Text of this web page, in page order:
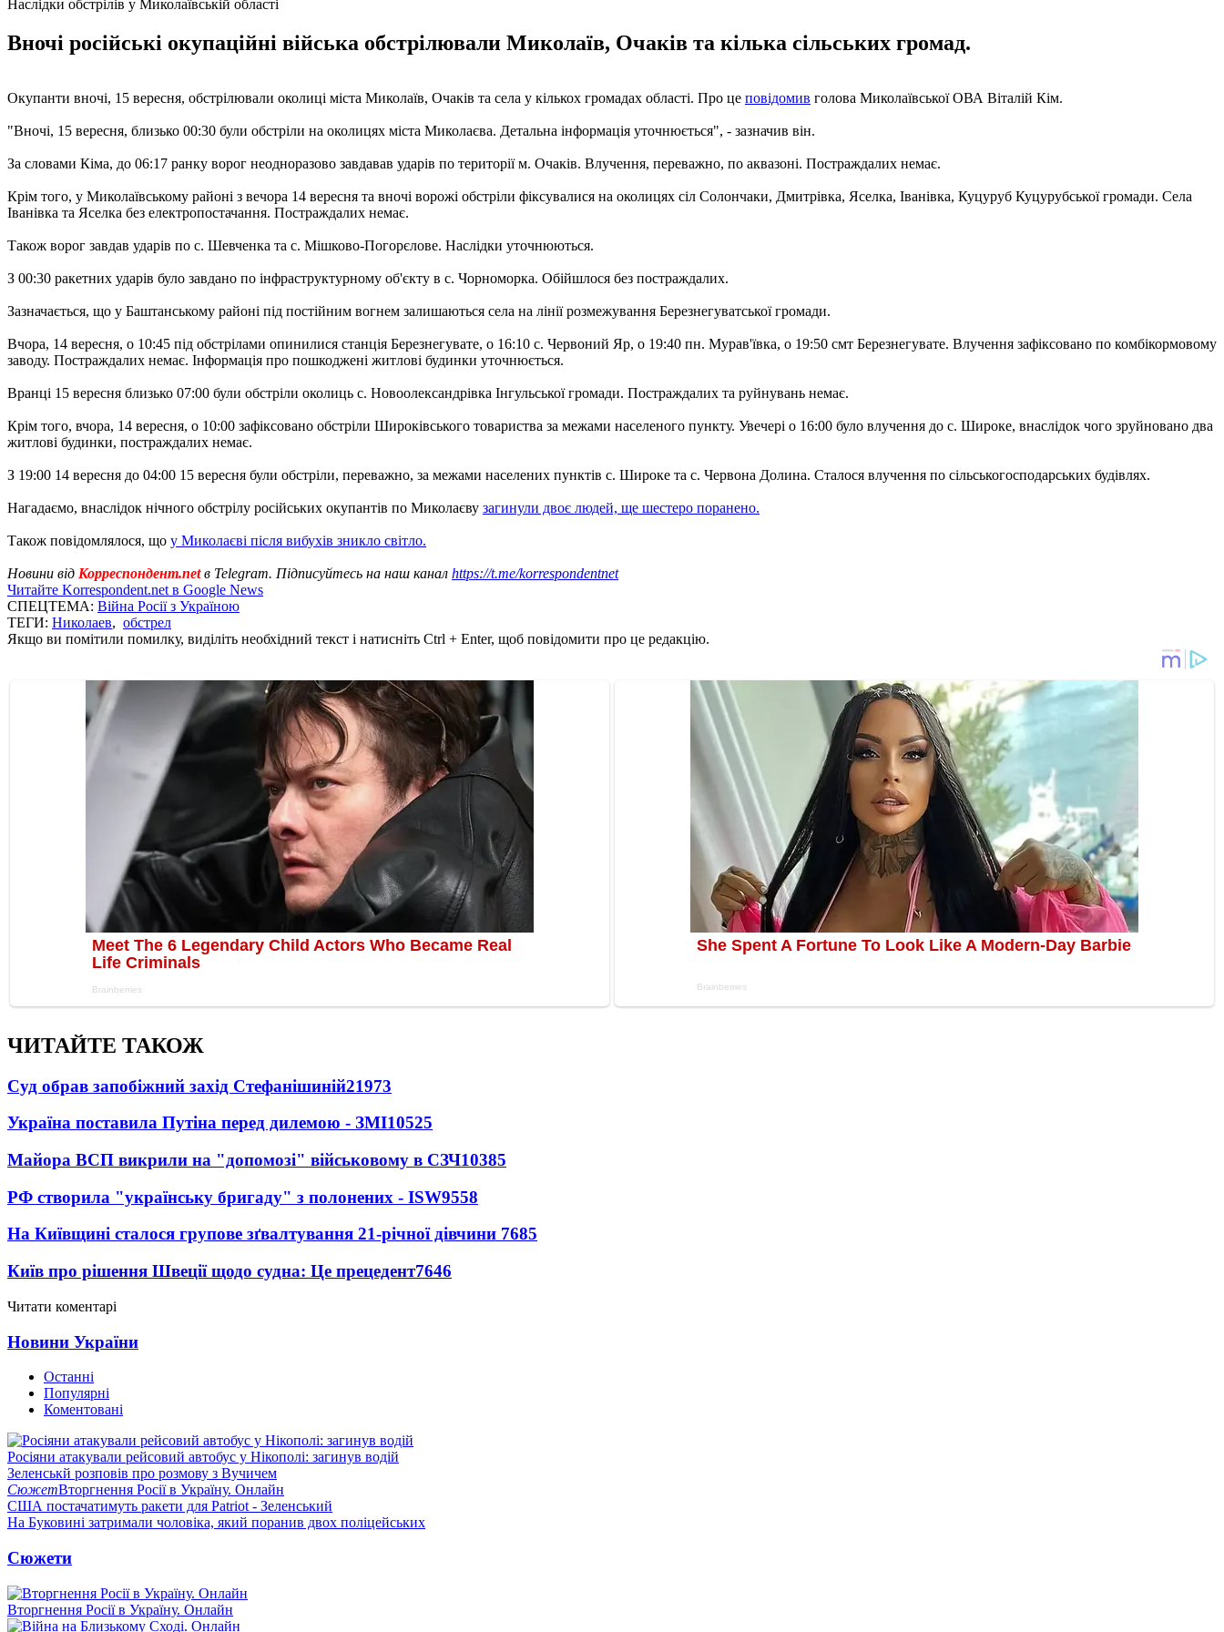
Наслідки обстрілів у Миколаївській області
Вночі російські окупаційні війська обстрілювали Миколаїв, Очаків та кілька сільських громад.
Окупанти вночі, 15 вересня, обстрілювали околиці міста Миколаїв, Очаків та села у кількох громадах області. Про це повідомив голова Миколаївської ОВА Віталій Кім.
"Вночі, 15 вересня, близько 00:30 були обстріли на околицях міста Миколаєва. Детальна інформація уточнюється", - зазначив він.
За словами Кіма, до 06:17 ранку ворог неодноразово завдавав ударів по території м. Очаків. Влучення, переважно, по аквазоні. Постраждалих немає.
Крім того, у Миколаївському районі з вечора 14 вересня та вночі ворожі обстріли фіксувалися на околицях сіл Солончаки, Дмитрівка, Яселка, Іванівка, Куцуруб Куцурубської громади. Села
Іванівка та Яселка без електропостачання. Постраждалих немає.
Також ворог завдав ударів по с. Шевченка та с. Мішково-Погорєлове. Наслідки уточнюються.
З 00:30 ракетних ударів було завдано по інфраструктурному об'єкту в с. Чорноморка. Обійшлося без постраждалих.
Зазначається, що у Баштанському районі під постійним вогнем залишаються села на лінії розмежування Березнегуватської громади.
Вчора, 14 вересня, о 10:45 під обстрілами опинилися станція Березнегувате, о 16:10 с. Червоний Яр, о 19:40 пн. Мурав'ївка, о 19:50 смт Березнегувате. Влучення зафіксовано по комбікормовому
заводу. Постраждалих немає. Інформація про пошкоджені житлові будинки уточнюється.
Вранці 15 вересня близько 07:00 були обстріли околиць с. Новоолександрівка Інгульської громади. Постраждалих та руйнувань немає.
Крім того, вчора, 14 вересня, о 10:00 зафіксовано обстріли Широківського товариства за межами населеного пункту. Увечері о 16:00 було влучення до с. Широке, внаслідок чого зруйновано два
житлові будинки, постраждалих немає.
З 19:00 14 вересня до 04:00 15 вересня були обстріли, переважно, за межами населених пунктів с. Широке та с. Червона Долина. Сталося влучення по сільськогосподарських будівлях.
Нагадаємо, внаслідок нічного обстрілу російських окупантів по Миколаєву загинули двоє людей, ще шестеро поранено.
Також повідомлялося, що у Миколаєві після вибухів зникло світло.
Новини від Корреспондент.netв Telegram. Підписуйтесь на наш канал https://t.me/korrespondentnet
Читайте Korrespondent.net в Google News
СПЕЦТЕМА: Війна Росії з Україною
ТЕГИ: Николаев, обстрел
Якщо ви помітили помилку, виділіть необхідний текст і натисніть Ctrl + Enter, щоб повідомити про це редакцію.
ЧИТАЙТЕ ТАКОЖ
Суд обрав запобіжний захід Стефанішиній21973
Україна поставила Путіна перед дилемою - ЗМІ10525
Майора ВСП викрили на "допомозі" військовому в СЗЧ10385
РФ створила "українську бригаду" з полонених - ISW9558
На Київщині сталося групове зґвалтування 21-річної дівчини 7685
Київ про рішення Швеції щодо судна: Це прецедент7646
Читати коментарі
Новини України
Останні
Популярні
Коментовані
Росіяни атакували рейсовий автобус у Нікополі: загинув водій
Зеленськй розповів про розмову з Вучичем
СюжетВторгнення Росії в Україну. Онлайн
США постачатимуть ракети для Patriot - Зеленський
На Буковині затримали чоловіка, який поранив двох поліцейських
Сюжети
Вторгнення Росії в Україну. Онлайн